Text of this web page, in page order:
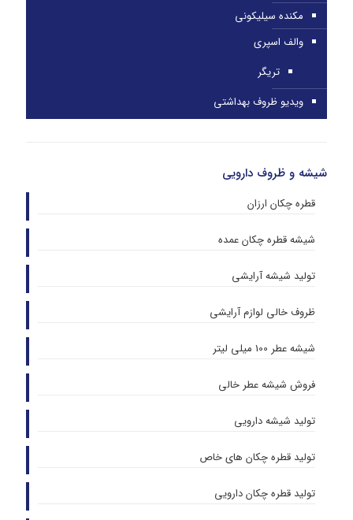
مکنده سیلیکونی
والف اسپری
تریگر
ویدیو ظروف بهداشتی
شیشه و ظروف دارویی
قطره چکان ارزان
شیشه قطره چکان عمده
تولید شیشه آرایشی
ظروف خالی لوازم آرایشی
شیشه عطر 100 میلی لیتر
فروش شیشه عطر خالی
تولید شیشه دارویی
تولید قطره چکان های خاص
تولید قطره چکان دارویی